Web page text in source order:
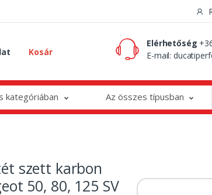
Kosár
Elérhetőség
E-mail:
kategóriában Az összes típusban
szett karbon
50, 80, 125 SV